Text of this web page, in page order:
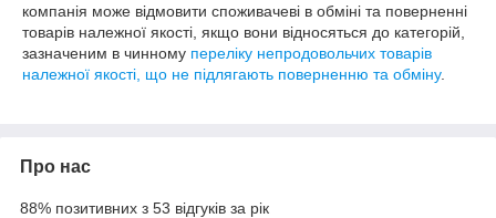
компанія може відмовити споживачеві в обміні та поверненні
товарів належної якості, якщо вони відносяться до категорій,
зазначеним в чинному переліку непродовольчих товарів
належної якості, що не підлягають поверненню та обміну.
Про нас
88% позитивних з 53 відгуків за рік